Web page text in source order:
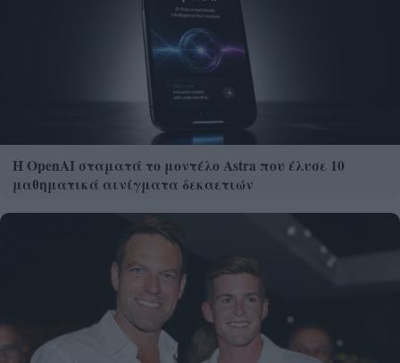
Η OpenAI σταματά το μοντέλο Astra που έλυσε 10
μαθηματικά αινίγματα δεκαετιών